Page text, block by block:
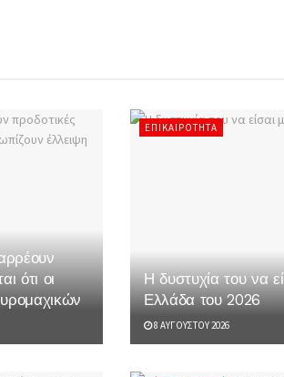
ότι οι
ΕΠΙΚΑΙΡΌΤΗΤΑ
Η δυστυχία του να
Ελλάδα του 2026
8 ΑΥΓΟΎΣΤΟΥ 2026